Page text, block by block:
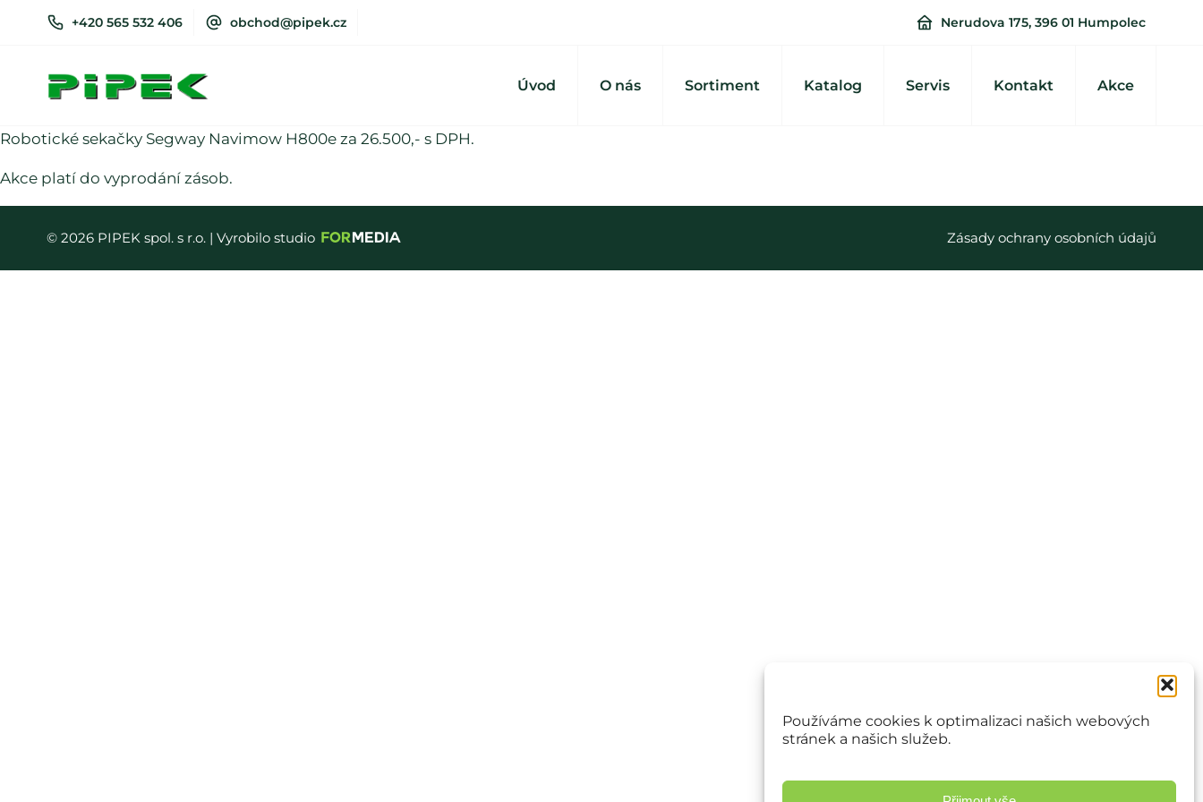
Používáme cookies k optimalizaci našich webových
stránek a našich služeb.
+420 565 532 406 obchod@pipek.cz Nerudova 175, 396 01 Humpolec
Úvod O nás Sortiment Katalog Servis Kontakt Akce
Robotické sekačky Segway Navimow H800e za 26.500,- s DPH.
Akce platí do vyprodání zásob.
© 2026 PIPEK spol. s r.o. | Vyrobilo studio Zásady ochrany osobních údajů